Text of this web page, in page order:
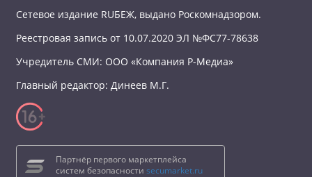
Сетевое издание RUБЕЖ, выдано Роскомнадзором.
Реестровая запись от 10.07.2020 ЭЛ №ФС77-78638
Учредитель СМИ: ООО «Компания Р-Медиа»
Главный редактор: Динеев М.Г.
Партнёр первого маркетплейса
систем безопасности secumarket.ru